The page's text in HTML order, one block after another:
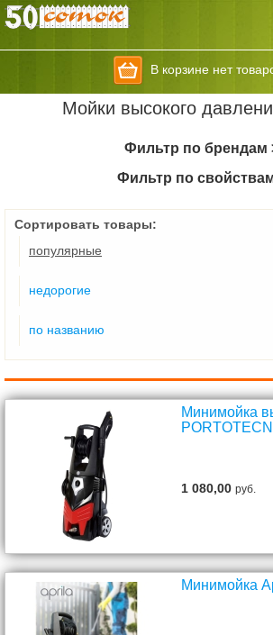
В корзине нет
Мойки высокого
Фильтр по брендам
Фильтр по
Сортировать товары:
популярные
недорогие
по названию
Минимойка
1 080,00руб.
Минимойка